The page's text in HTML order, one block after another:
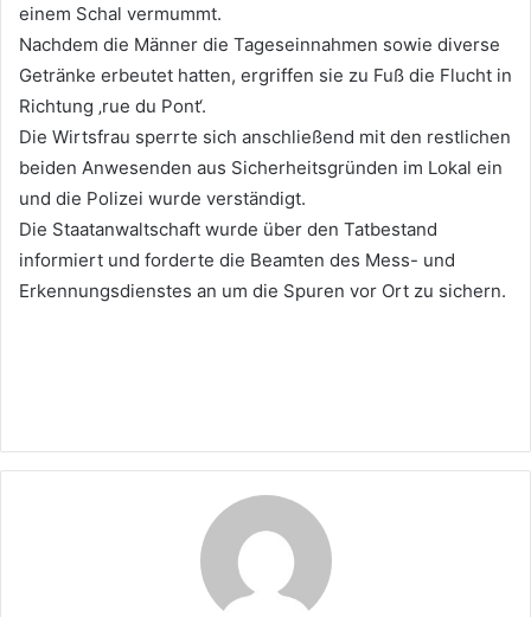
einem Schal vermummt.
Nachdem die Männer die Tageseinnahmen sowie diverse
Getränke erbeutet hatten, ergriffen sie zu Fuß die Flucht in
Richtung ‚rue du Pont‘.
Die Wirtsfrau sperrte sich anschließend mit den restlichen
beiden Anwesenden aus Sicherheitsgründen im Lokal ein
und die Polizei wurde verständigt.
Die Staatanwaltschaft wurde über den Tatbestand
informiert und forderte die Beamten des Mess- und
Erkennungsdienstes an um die Spuren vor Ort zu sichern.